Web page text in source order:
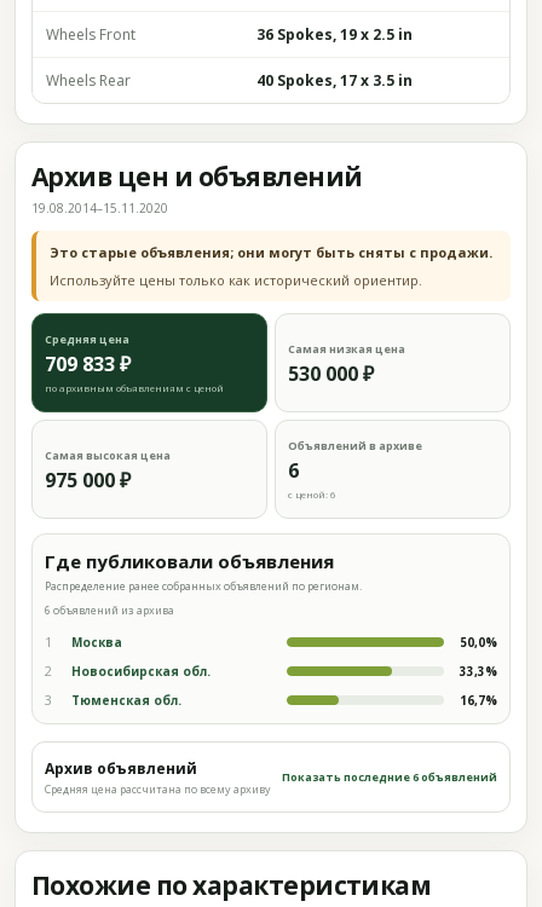
Wheels Front 36 Spokes, 19 x 2.5 in
Wheels Rear 40 Spokes, 17 x 3.5 in
Архив цен и объявлений
19.08.2014–15.11.2020
Это старые объявления; они могут быть сняты с продажи.
Используйте цены только как исторический ориентир.
Средняя цена
709 833 ₽
по архивным объявлениям с ценой
Самая низкая цена
530 000 ₽
Самая высокая цена
975 000 ₽
Объявлений в архиве
6
с ценой: 6
Где публиковали объявления
Распределение ранее собранных объявлений по регионам.
6 объявлений из архива
1 Москва 50,0%
2 Новосибирская обл. 33,3%
3 Тюменская обл. 16,7%
Архив объявлений
Средняя цена рассчитана по всему архиву
Показать последние 6 объявлений
Похожие по характеристикам